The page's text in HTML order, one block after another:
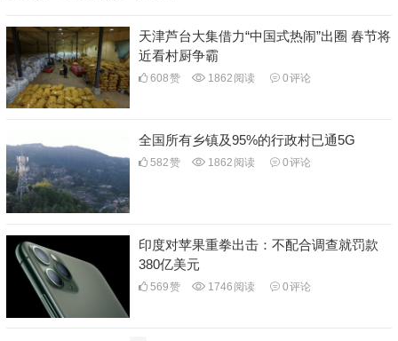
天津芦台大集借力“中国式热闹”出圈 春节将
近看村厨争霸
608赞 1862 阅读 0评论
全国所有乡镇及95%的行政村已通5G
582赞 1862 阅读 0评论
印度对苹果重拳出击：不配合调查就罚款
380亿美元
569赞 1746 阅读 0评论